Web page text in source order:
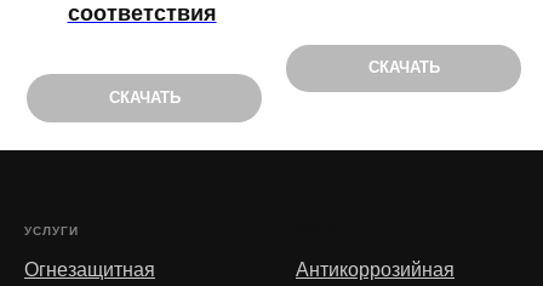
соответствия
СКАЧАТЬ
СКАЧАТЬ
УСЛУГИ
Огнезащитная
Антикоррозийная